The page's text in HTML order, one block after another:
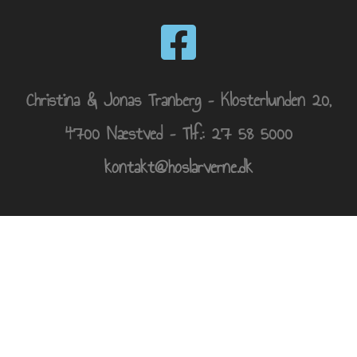
Christina & Jonas Tranberg – Klosterlunden 20,
4700 Næstved – Tlf.: 27 58 5000
kontakt@hoslarverne.dk